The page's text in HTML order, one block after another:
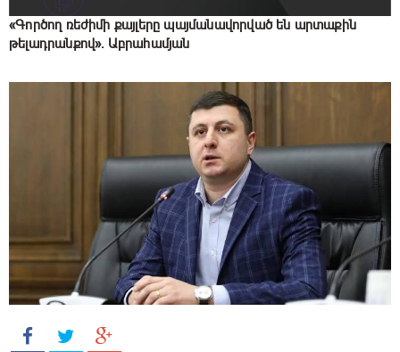
«Գործող ռեժիմի քայլերը պայմանավորված են արտաքին
թելադրանքով»․ Աբրահամյան